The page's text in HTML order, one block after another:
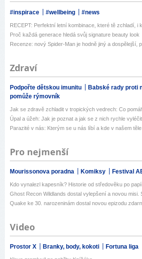
#inspirace #wellbeing #news
RECEPT: Perfektní letní kombinace, které tě zchladí, i
Proč každá generace hledá svůj signature beauty look
Recenze: nový Spider-Man je hodně jiný a dospělejší,
Zdraví
Podpořte dětskou imunitu Babské rady proti
pomůže rýmovník
Jak se zdravě zchladit v tropických vedrech: Co
Úpal a úžeh: Jak je poznat a jak se z nich rychle vyléčit
Parazité v nás: Kterým se u nás líbí a kde v našem těle
Pro nejmenší
Mourissonova poradna Komiksy Festival
Kdo vynalezl kapesník? Historie od středověku po
Ghost Recon Wildlands dostal vylepšení a novou misi.
Quake ke 30. narozeninám dostal novou epizodu
Video
Prostor X Branky, body, kokoti Fortuna liga